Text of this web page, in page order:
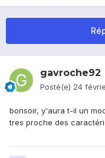
gavroche92
Posté(e) 24
bonsoir, y'aura t-il un
tres proche des